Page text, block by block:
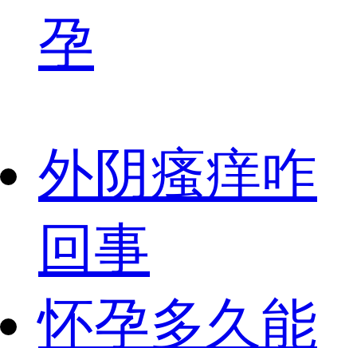
孕
外阴瘙痒咋
回事
怀孕多久能